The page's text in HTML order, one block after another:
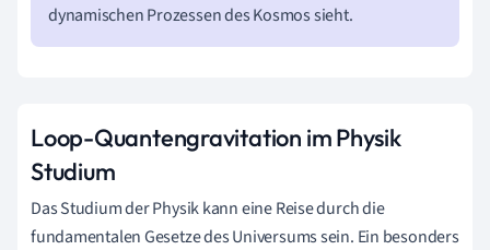
dynamischen Prozessen des Kosmos sieht.
Loop-Quantengravitation im Physik
Studium
Das Studium der Physik kann eine Reise durch die
fundamentalen Gesetze des Universums sein. Ein besonders